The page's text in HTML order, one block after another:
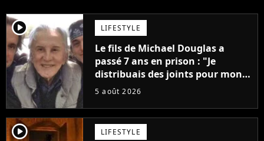
player2 LIFESTYLE
Le fils de Michael Douglas a
passé 7 ans en prison : "Je
distribuais des joints pour mon
père"
5 août 2026
player2 LIFESTYLE